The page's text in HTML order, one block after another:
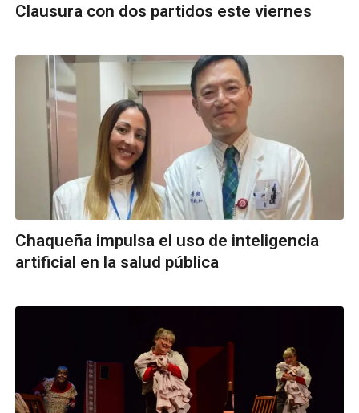
Clausura con dos partidos este viernes
Chaqueña impulsa el uso de inteligencia
artificial en la salud pública